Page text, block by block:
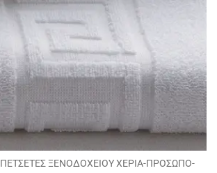
ΠΕΤΣΕΤΕΣ ΞΕΝΟΔΟΧΕΙΟΥ ΧΕΡΙΑ-ΠΡΟΣΩΠΟ-